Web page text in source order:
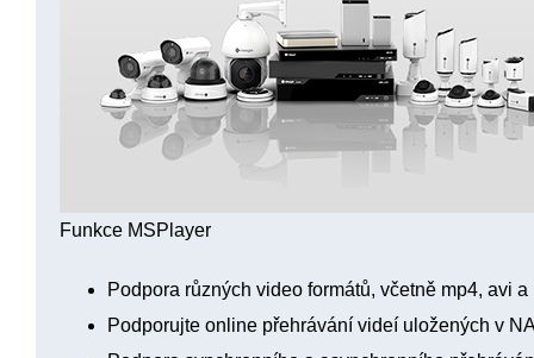
Funkce MSPlayer
Podpora různých video formátů, včetně mp4, avi a
Podporujte online přehrávání videí uložených v